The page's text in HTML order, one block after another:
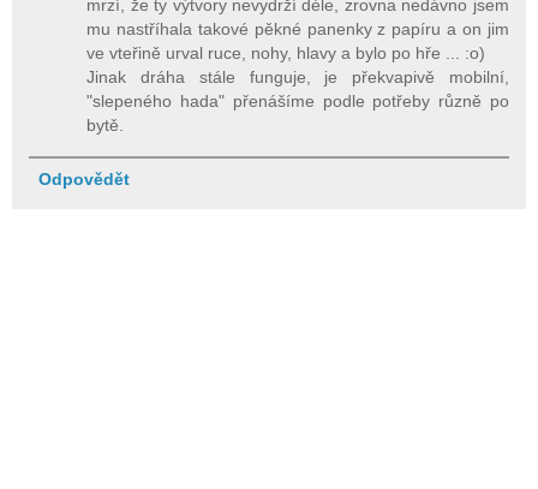
mrzí, že ty výtvory nevydrží déle, zrovna nedávno jsem
mu nastříhala takové pěkné panenky z papíru a on jim
ve vteřině urval ruce, nohy, hlavy a bylo po hře ... :o)
Jinak dráha stále funguje, je překvapivě mobilní,
"slepeného hada" přenášíme podle potřeby různě po
bytě.
Odpovědět